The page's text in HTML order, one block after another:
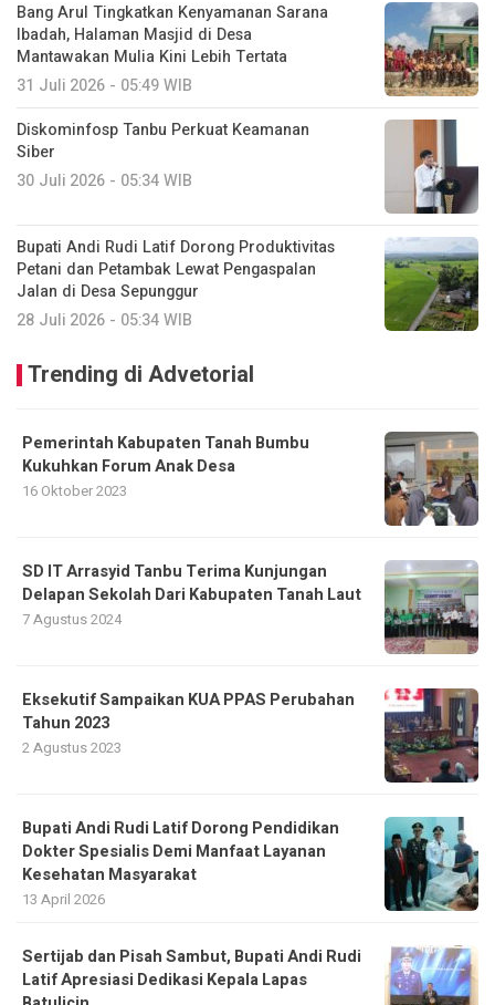
Bang Arul Tingkatkan Kenyamanan Sarana
Ibadah, Halaman Masjid di Desa
Mantawakan Mulia Kini Lebih Tertata
31 Juli 2026 - 05:49 WIB
Diskominfosp Tanbu Perkuat Keamanan
Siber
30 Juli 2026 - 05:34 WIB
Bupati Andi Rudi Latif Dorong Produktivitas
Petani dan Petambak Lewat Pengaspalan
Jalan di Desa Sepunggur
28 Juli 2026 - 05:34 WIB
Trending di Advetorial
Pemerintah Kabupaten Tanah Bumbu
Kukuhkan Forum Anak Desa
16 Oktober 2023
SD IT Arrasyid Tanbu Terima Kunjungan
Delapan Sekolah Dari Kabupaten Tanah Laut
7 Agustus 2024
Eksekutif Sampaikan KUA PPAS Perubahan
Tahun 2023
2 Agustus 2023
Bupati Andi Rudi Latif Dorong Pendidikan
Dokter Spesialis Demi Manfaat Layanan
Kesehatan Masyarakat
13 April 2026
Sertijab dan Pisah Sambut, Bupati Andi Rudi
Latif Apresiasi Dedikasi Kepala Lapas